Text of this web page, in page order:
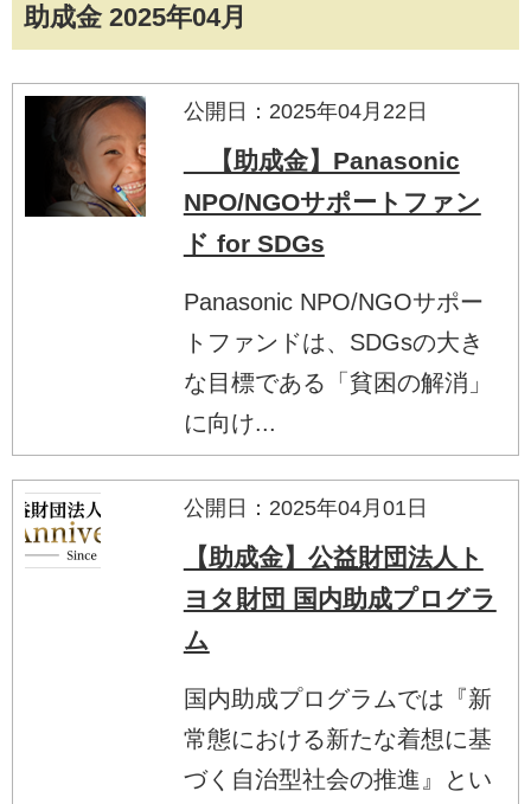
助成金 2025年04月
公開日：2025年04月22日
【助成金】Panasonic
NPO/NGOサポートファン
ド for SDGs
Panasonic NPO/NGOサポー
トファンドは、SDGsの大き
な目標である「貧困の解消」
に向け...
公開日：2025年04月01日
【助成金】公益財団法人ト
ヨタ財団 国内助成プログラ
ム
国内助成プログラムでは『新
常態における新たな着想に基
づく自治型社会の推進』とい